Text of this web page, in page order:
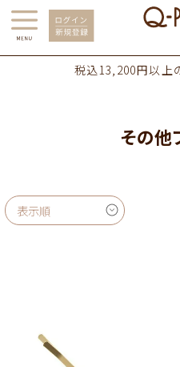
税込13,200円以上
その他
表示順